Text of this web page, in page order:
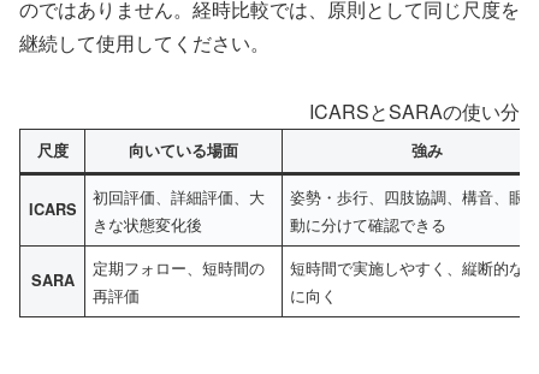
のではありません。経時比較では、原則として同じ尺度を
継続して使用してください。
ICARSとSARAの使い分
尺度 向いている場面 強み
ICARS
初回評価、詳細評価、大
きな状態変化後
姿勢・歩行、四肢協調、構音、眼
動に分けて確認できる
SARA
定期フォロー、短時間の
再評価
短時間で実施しやすく、縦断的な
に向く